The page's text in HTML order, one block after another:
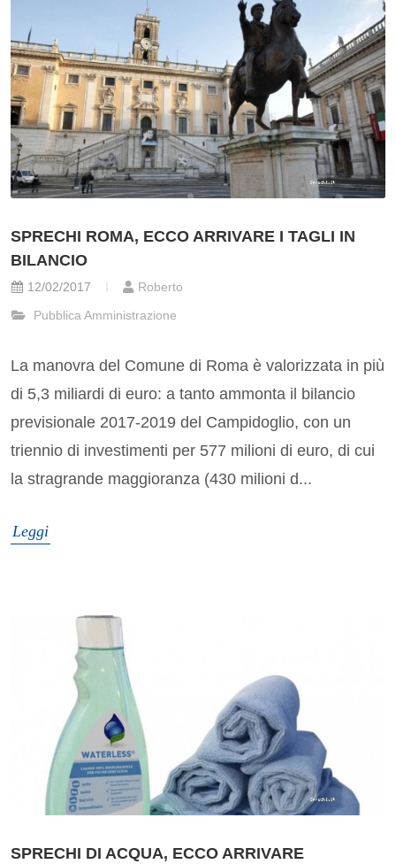
SPRECHI ROMA, ECCO ARRIVARE I TAGLI IN
BILANCIO
12/02/2017
Roberto
Pubblica Amministrazione
La manovra del Comune di Roma è valorizzata in più
di 5,3 miliardi di euro: a tanto ammonta il bilancio
previsionale 2017-2019 del Campidoglio, con un
triennio di investimenti per 577 milioni di euro, di cui
la stragrande maggioranza (430 milioni d...
Leggi
SPRECHI DI ACQUA, ECCO ARRIVARE